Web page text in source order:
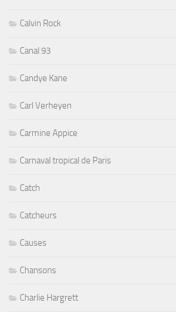
Calvin Rock
Canal 93
Candye Kane
Carl Verheyen
Carmine Appice
Carnaval tropical de Paris
Catch
Catcheurs
Causes
Chansons
Charlie Hargrett